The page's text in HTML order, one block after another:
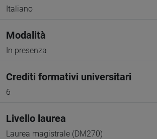
Italiano
Modalità
In presenza
Crediti formativi universitari
6
Livello laurea
Laurea magistrale (DM270)